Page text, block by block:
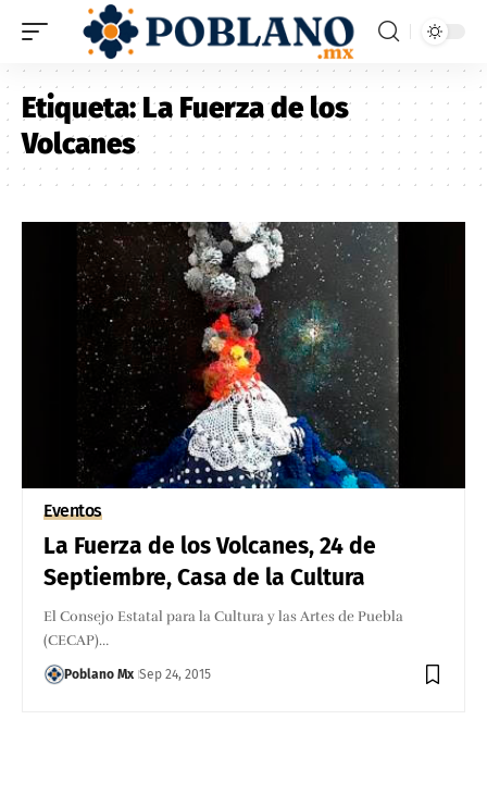
Etiqueta:La Fuerza de los
Volcanes
Eventos
La Fuerza de los Volcanes, 24 de
Septiembre, Casa de la Cultura
El Consejo Estatal para la Cultura y las Artes de Puebla
(CECAP)…
Poblano Mx Sep 24, 2015